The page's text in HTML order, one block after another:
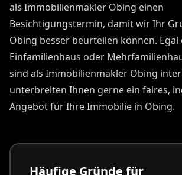
als Immobilienmakler Obing einen
Besichtigungstermin, damit wir Ihr
Obing besser beurteilen können. Egal
Einfamilienhaus oder
sind als Immobilienmakler Obing
unterbreiten Ihnen gerne ein faires,
Angebot für Ihre Immobilie in Obing.
Häufige Gründe für